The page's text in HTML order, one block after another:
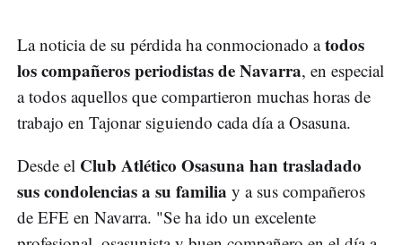
La noticia de su pérdida ha conmocionado atodos
los compañeros periodistas de Navarra, en especial
a todos aquellos que compartieron muchas horas de
trabajo en Tajonar siguiendo cada día a Osasuna.
Desde el Club Atlético Osasuna han trasladado
sus condolencias a su familia y a sus compañeros
de EFE en Navarra. "Se ha ido un excelente